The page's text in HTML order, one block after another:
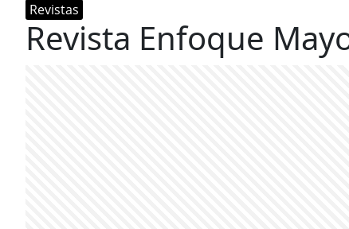
Revistas
Revista Enfoque